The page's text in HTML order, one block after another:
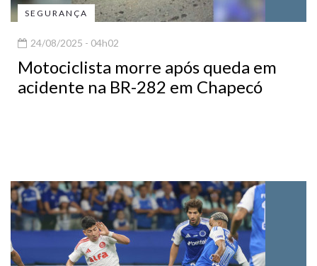
SEGURANÇA
24/08/2025 - 04h02
Motociclista morre após queda em
acidente na BR-282 em Chapecó